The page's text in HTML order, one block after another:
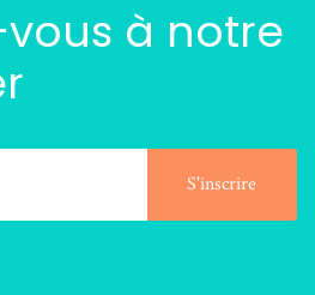
à notre
S'inscrire